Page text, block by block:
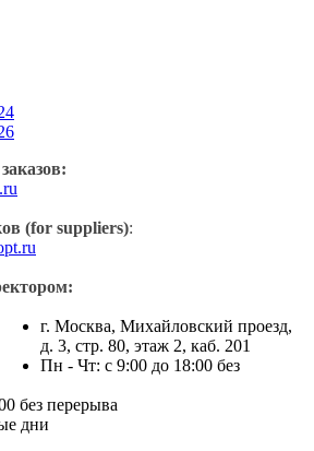
(for suppliers):
г. Москва, Михайловский проезд,
д. 3, стр. 80, этаж 2, каб. 201
Пн - Чт: с 9:00 до 18:00 без
без перерыва
дни